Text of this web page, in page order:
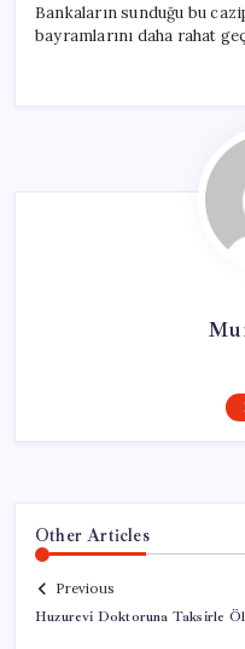
Bankaların sunduğu bu
bayramlarını daha rahat
Other Articles
Previous
Huzurevi Doktoruna Taksirle